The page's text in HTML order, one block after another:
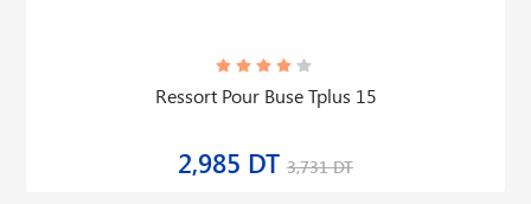
Ressort Pour Buse Tplus 15
2,985 DT 3,731 DT